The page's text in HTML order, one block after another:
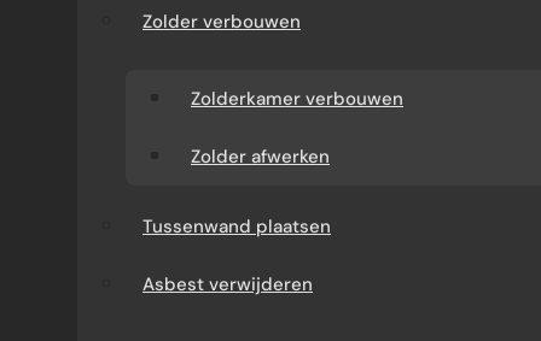
Zolder verbouwen
Zolderkamer verbouwen
Zolder afwerken
Tussenwand plaatsen
Asbest verwijderen
verrassingen en weet u precies waar u aan
Direct uw offerte ontvangenWhatsapp met ons